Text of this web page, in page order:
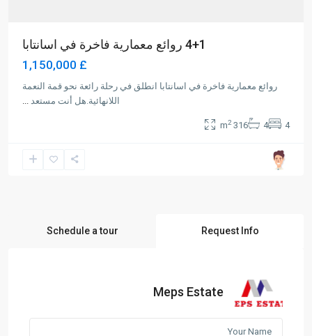
4+1 روائع معمارية فاخرة في اسانتابا
£ 1,150,000
روائع معمارية فاخرة في اسانتابا انطلق في رحلة رائعة نحو قمة النعمة
اللانهائية.هل أنت مستعد
4
4
316 m
2
Request Info
Schedule a tour
Meps Estate